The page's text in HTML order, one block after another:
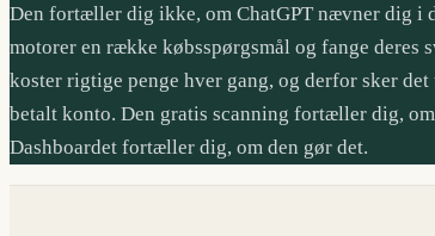
Den fortæller dig ikke, om ChatGPT nævner dig i
motorer en række købsspørgsmål og fange deres
koster rigtige penge hver gang, og derfor sker
betalt konto. Den gratis scanning fortæller dig,
Dashboardet fortæller dig, om den gør det.